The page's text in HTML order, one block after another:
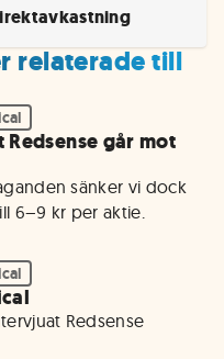
relaterade till
Redsense går mot
sänker vi dock
6–9 kr per aktie.
Redsense